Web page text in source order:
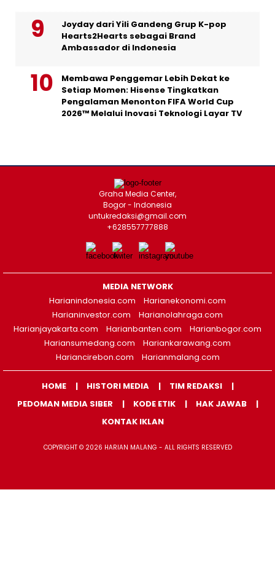
Joyday dari Yili Gandeng Grup K-pop
Hearts2Hearts sebagai Brand
Ambassador di Indonesia
Membawa Penggemar Lebih Dekat ke
Setiap Momen: Hisense Tingkatkan
Pengalaman Menonton FIFA World Cup
2026™ Melalui Inovasi Teknologi Layar TV
Graha Media Center,
Bogor - Indonesia
untukredaksi@gmail.com
+628557777888
MEDIA NETWORK
Harianindonesia.com
Harianekonomi.com
Harianinvestor.com
Harianolahraga.com
Harianjayakarta.com
Harianbanten.com
Harianbogor.com
Hariansumedang.com
Hariankarawang.com
Hariancirebon.com
Harianmalang.com
HOME HISTORI MEDIA
TIM REDAKSI
PEDOMAN MEDIA SIBER
KODE ETIK
HAK JAWAB
KONTAK IKLAN
COPYRIGHT © 2026 HARIAN MALANG - ALL RIGHTS RESERVED